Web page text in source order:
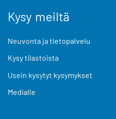
Kysy meiltä
Neuvonta ja tietopalvelu
Kysy tilastoista
Usein kysytyt kysymykset
Medialle